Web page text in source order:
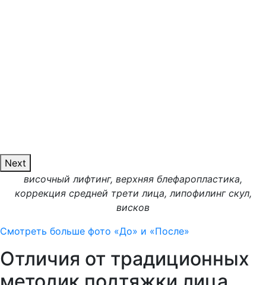
Next
височный лифтинг, верхняя блефаропластика,
коррекция средней трети лица, липофилинг скул,
висков
Смотреть больше фото «До» и «После»
Отличия от традиционных